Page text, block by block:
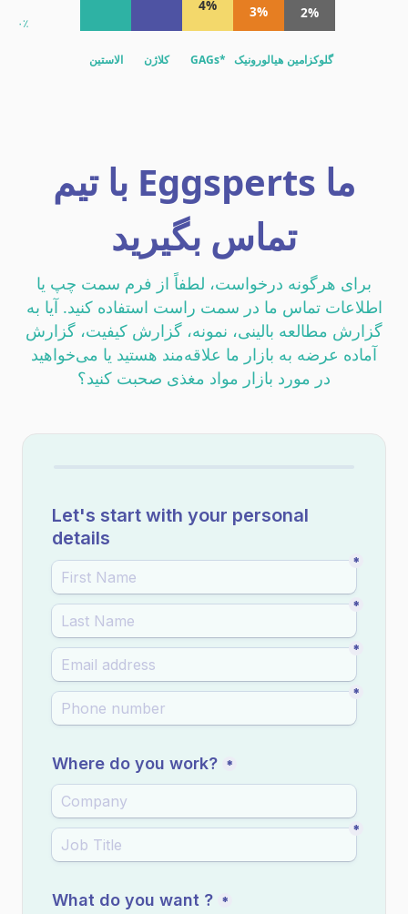
۰٪
4% 3% 2%
الاستین کلاژن GAGs* هیالورونیک گلوکزامین
با تیم Eggsperts ما
تماس بگیرید
برای هرگونه درخواست، لطفاً از فرم سمت چپ یا
اطلاعات تماس ما در سمت راست استفاده کنید. آیا به
گزارش مطالعه بالینی، نمونه، گزارش کیفیت، گزارش
آماده عرضه به بازار ما علاقه‌مند هستید یا می‌خواهید
در مورد بازار مواد مغذی صحبت کنید؟